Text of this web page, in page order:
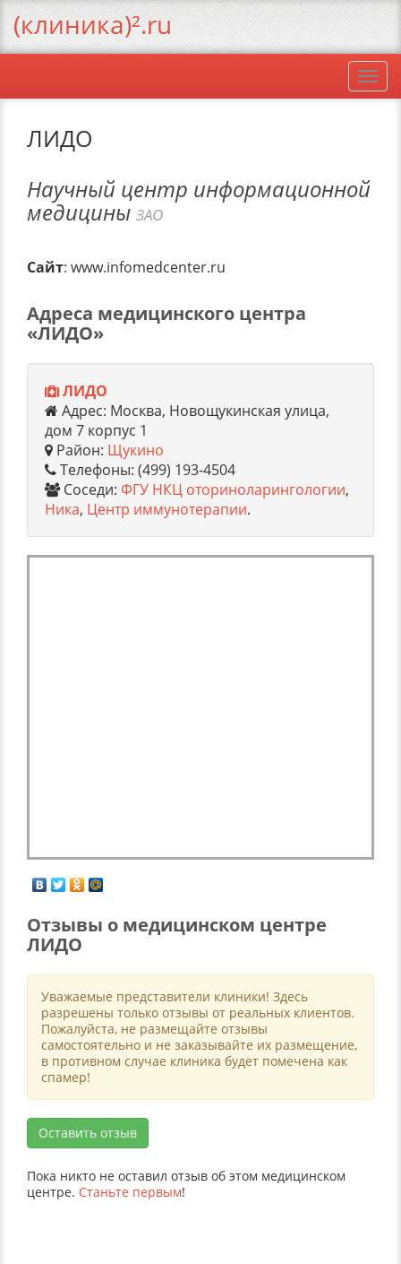
ЛИДО
Научный центр информационной
медицины ЗАО
Сайт: www.infomedcenter.ru
Адреса медицинского центра
«ЛИДО»
ЛИДО
Адрес: Москва, Новощукинская улица,
дом 7 корпус 1
Район: Щукино
Телефоны: (499) 193-4504
Соседи: ФГУ НКЦ оториноларингологии,
Ника, Центр иммунотерапии.
Отзывы о медицинском центре
ЛИДО
Уважаемые представители клиники! Здесь
разрешены только отзывы от реальных клиентов.
Пожалуйста, не размещайте отзывы
самостоятельно и не заказывайте их размещение,
в противном случае клиника будет помечена как
спамер!
Оставить отзыв
Пока никто не оставил отзыв об этом медицинском
центре. Станьте первым!
(клиника)².ru